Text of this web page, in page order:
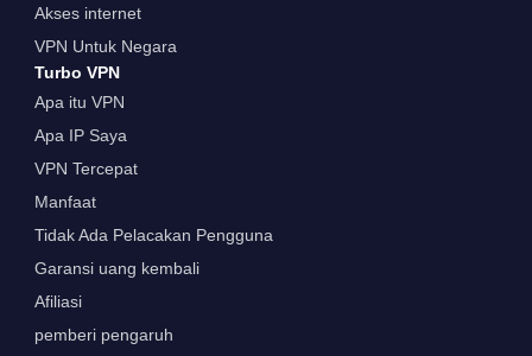
Akses internet
VPN Untuk Negara
Turbo VPN
Apa itu VPN
Apa IP Saya
VPN Tercepat
Manfaat
Tidak Ada Pelacakan Pengguna
Garansi uang kembali
Afiliasi
pemberi pengaruh